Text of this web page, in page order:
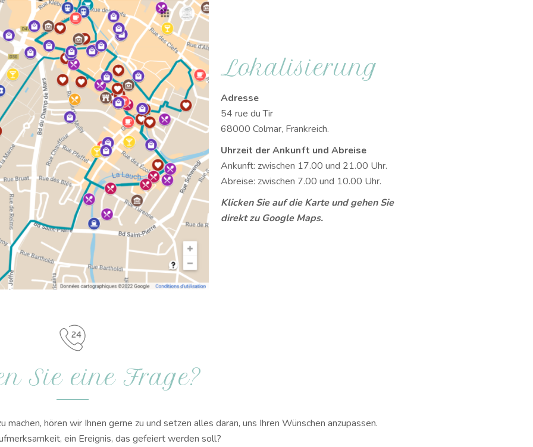
Lokalisierung
Adresse
54 rue du Tir
68000 Colmar, Frankreich.
Uhrzeit der Ankunft und Abreise
Ankunft: zwischen 17.00 und 21.00 Uhr.
Abreise: zwischen 7.00 und 10.00 Uhr.
Klicken Sie auf die Karte und gehen Sie
direkt zu Google Maps.
Sie eine Frage?
hören wir Ihnen gerne zu und setzen alles daran, uns Ihren Wünschen anzupassen.
ein Ereignis, das gefeiert werden soll?